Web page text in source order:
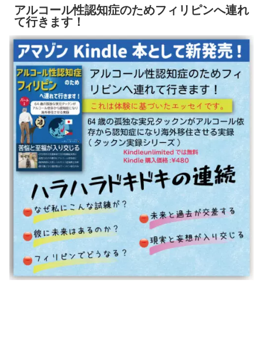
アルコール性認知症のためフィリピンへ連れ
て行きます！